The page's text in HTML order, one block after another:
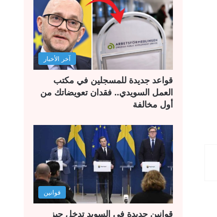
آخر الأخبار
قواعد جديدة للمسجلين في مكتب
العمل السويدي.. فقدان تعويضاتك من
أول مخالفة
قوانين
قوانين جديدة في السويد تدخل حيز